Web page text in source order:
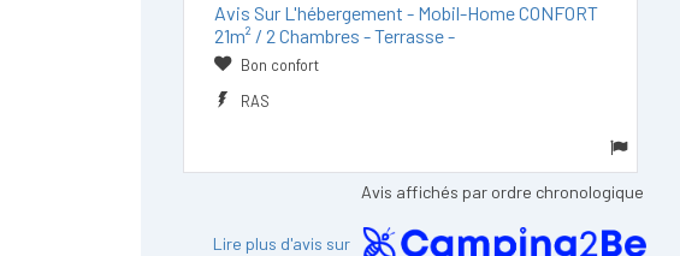
Avis Sur L'hébergement - Mobil-Home CONFORT
21m² / 2 Chambres - Terrasse -
Bon confort
RAS
Avis affichés par ordre chronologique
Lire plus d'avis sur